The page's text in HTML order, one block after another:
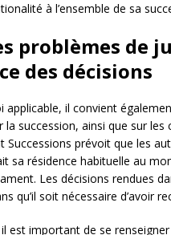
à l’ensemble de sa
problèmes de
des décisions
il convient
la succession, ainsi que sur
Successions prévoit que les
sa résidence habituelle au
Les décisions rendues
qu’il soit nécessaire d’avoir
est important de se